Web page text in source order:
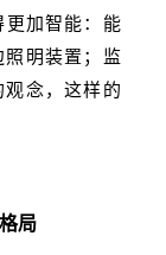
更加智能：能
照明装置；监
念，这样的
局